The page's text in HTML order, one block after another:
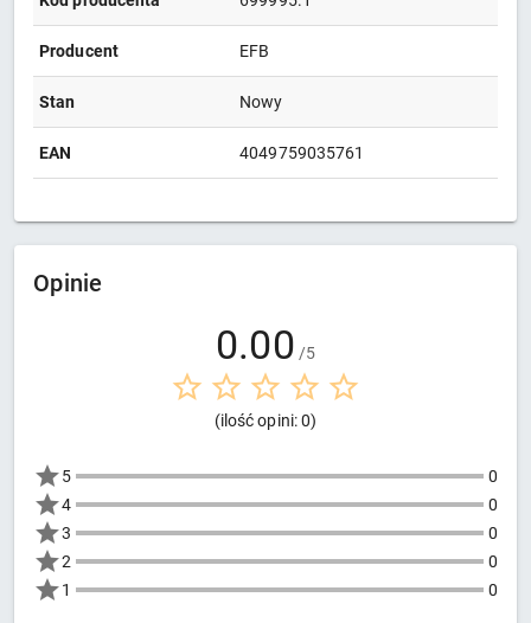
Producent EFB
Stan Nowy
EAN 4049759035761
Opinie
0.00 /5
(ilość opini: 0)
5
0
4
0
3
0
2
0
1
0